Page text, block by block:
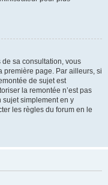
sa consultation, vous
première page. Par ailleurs, si
de sujet est
la remontée n’est pas
sujet simplement en y
les règles du forum en le